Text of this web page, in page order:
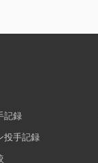
記録
投手記録